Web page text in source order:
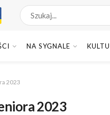
NA SYGNALE
2023
2023